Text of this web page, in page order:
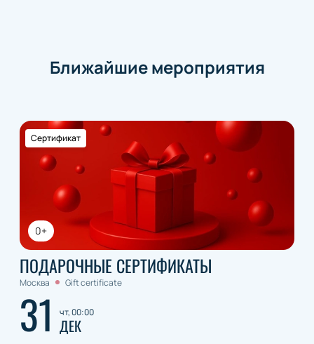
Ближайшие мероприятия
0+
Сертификат
ПОДАРОЧНЫЕ СЕРТИФИКАТЫ
Москва Gift certificate
31 чт, 00:00
ДЕК